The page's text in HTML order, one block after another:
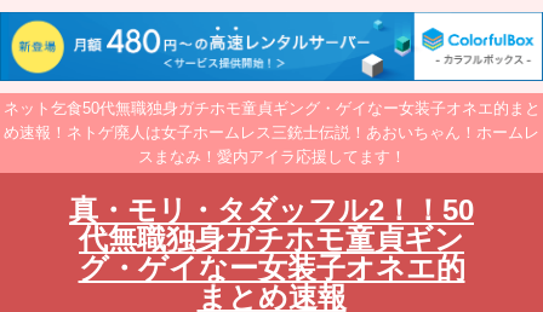
ネット乞食50代無職独身ガチホモ童貞ギング・ゲイなー女装子オネエ的まと
め速報！ネトゲ廃人は女子ホームレス三銃士伝説！あおいちゃん！ホームレ
スまなみ！愛内アイラ応援してます！
真・モリ・タダッフル2！！50
代無職独身ガチホモ童貞ギン
グ・ゲイなー女装子オネエ的
まとめ速報